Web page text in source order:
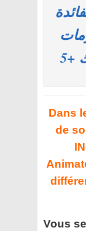
Dans
de
Vous